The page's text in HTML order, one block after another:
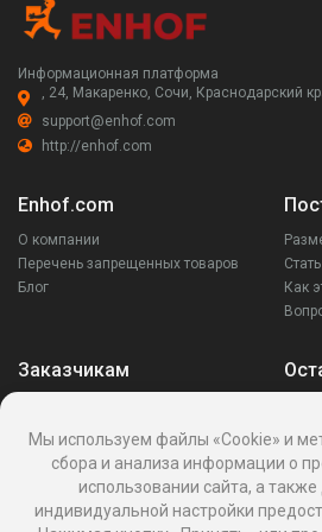
Информационная платформа
, 24, Макаренко, Сочи, Краснодарский
support@enhof.com
http://enhof.com
Enhof.com
О компании
Перечень запрещенных товаров
Блог
Как
Заказчикам
Ваши запросы
Написать поставщику
Написать в поддержку
Реквизиты
Мы используем файлы «Cookie» и
сбора и анализа информации о
использовании сайта, а
индивидуальной настройки